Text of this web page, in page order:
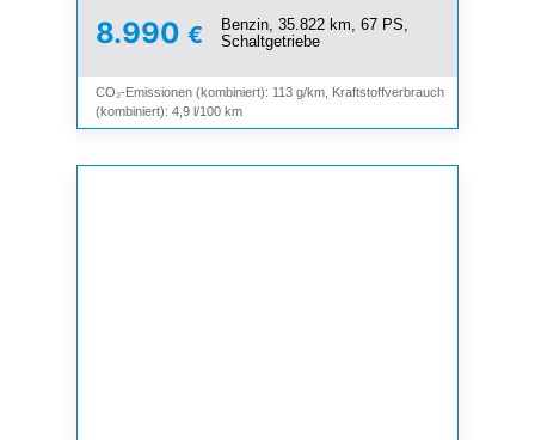
8.990 €
Benzin, 35.822 km, 67 PS,
Schaltgetriebe
CO₂-Emissionen (kombiniert): 113 g/km, Kraftstoffverbrauch
(kombiniert): 4,9 l/100 km